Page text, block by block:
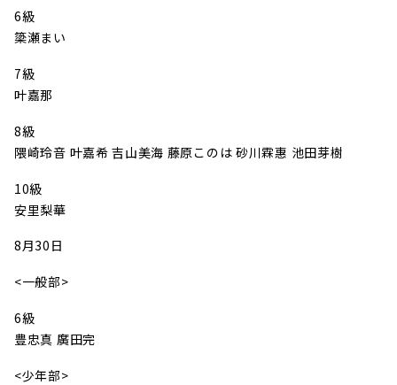
6級
簗瀬まい
7級
叶嘉那
8級
隈崎玲音 叶嘉希 吉山美海 藤原このは 砂川霖惠 池田芽樹
10級
安里梨華
8月30日
<一般部>
6級
豊忠真 廣田完
<少年部>